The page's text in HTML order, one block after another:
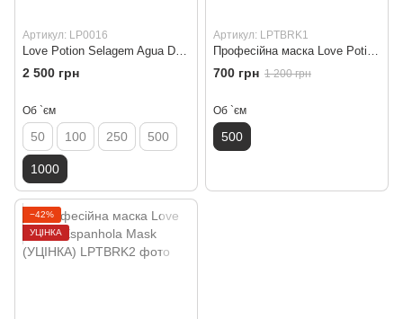
Артикул: LP0016
2 500 грн
Об `єм
50 100 250 500
1000
Артикул: LPTBRK1
700 грн 1 200 грн
Об `єм
500
−42%
УЦІНКА